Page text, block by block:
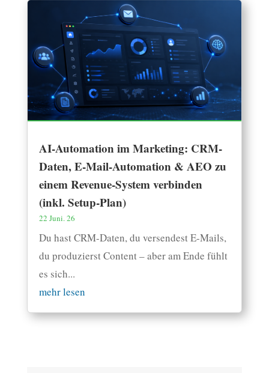
AI-Automation im Marketing: CRM-
Daten, E-Mail-Automation & AEO zu
einem Revenue-System verbinden
(inkl. Setup-Plan)
22 Juni. 26
Du hast CRM-Daten, du versendest E-Mails,
du produzierst Content – aber am Ende fühlt
es sich...
mehr lesen